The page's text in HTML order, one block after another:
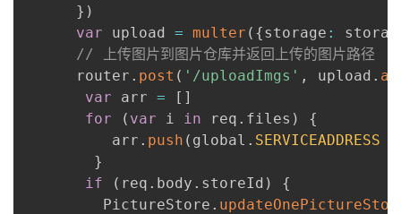
Programs
} )
var upload = multer ( {storage :
// 上传图片到图片仓库并返回上传的图片路径
      router
. post ( '/uploadImgs' , upload .
var arr = [ ]
for
( var i in req . files )
{
          arr
. push ( global . SERVICEADDRESS
}
if
( req . body . storeId )
{
         PictureStore
.